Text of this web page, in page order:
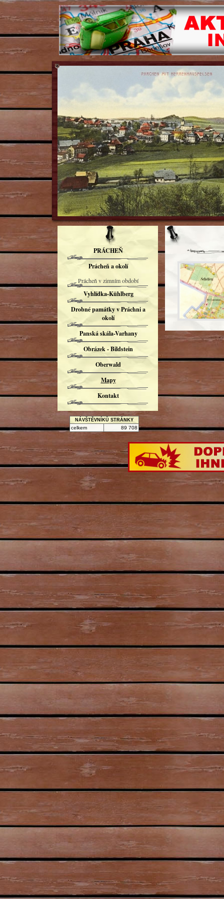
PRÁCHEŇ
Prácheň a okolí
Prácheň v zimním období
Vyhlídka-Kühlberg
Drobné památky v Práchni a
okolí
Panská skála-Varhany
Obrázek - Bildstein
Oberwald
Mapy
Kontakt
NÁVŠTĚVNÍKŮ STRÁNKY
celkem 89 708